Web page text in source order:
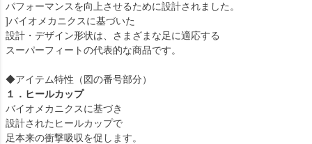
パフォーマンスを向上させるために設計されました。
]バイオメカニクスに基づいた
設計・デザイン形状は、さまざまな足に適応する
スーパーフィートの代表的な商品です。
◆アイテム特性（図の番号部分）
１．ヒールカップ
バイオメカニクスに基づき
設計されたヒールカップで
足本来の衝撃吸収を促します。